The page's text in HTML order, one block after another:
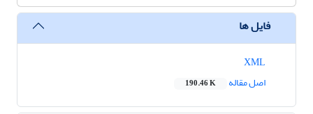
فایل ها
اصل مقاله
190.46 K